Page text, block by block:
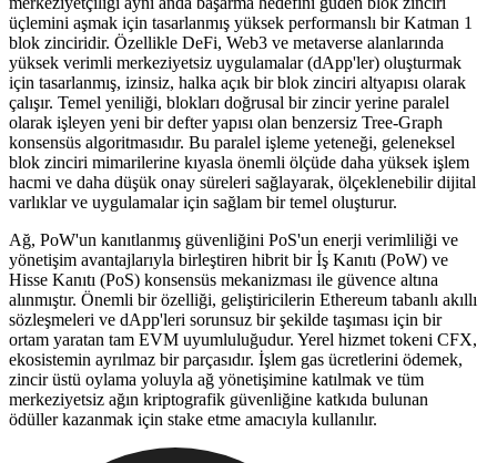
üçlemini aşmak için tasarlanmış yüksek performanslı bir Katman 1
blok zinciridir. Özellikle DeFi, Web3 ve metaverse alanlarında
yüksek verimli merkeziyetsiz uygulamalar (dApp'ler) oluşturmak
için tasarlanmış, izinsiz, halka açık bir blok zinciri altyapısı olarak
çalışır. Temel yeniliği, blokları doğrusal bir zincir yerine paralel
olarak işleyen yeni bir defter yapısı olan benzersiz Tree-Graph
konsensüs algoritmasıdır. Bu paralel işleme yeteneği, geleneksel
blok zinciri mimarilerine kıyasla önemli ölçüde daha yüksek işlem
hacmi ve daha düşük onay süreleri sağlayarak, ölçeklenebilir dijital
varlıklar ve uygulamalar için sağlam bir temel oluşturur.
Ağ, PoW'un kanıtlanmış güvenliğini PoS'un enerji verimliliği ve
yönetişim avantajlarıyla birleştiren hibrit bir İş Kanıtı (PoW) ve
Hisse Kanıtı (PoS) konsensüs mekanizması ile güvence altına
alınmıştır. Önemli bir özelliği, geliştiricilerin Ethereum tabanlı akıllı
sözleşmeleri ve dApp'leri sorunsuz bir şekilde taşıması için bir
ortam yaratan tam EVM uyumluluğudur. Yerel hizmet tokeni CFX,
ekosistemin ayrılmaz bir parçasıdır. İşlem gas ücretlerini ödemek,
zincir üstü oylama yoluyla ağ yönetişimine katılmak ve tüm
merkeziyetsiz ağın kriptografik güvenliğine katkıda bulunan
ödüller kazanmak için stake etme amacıyla kullanılır.